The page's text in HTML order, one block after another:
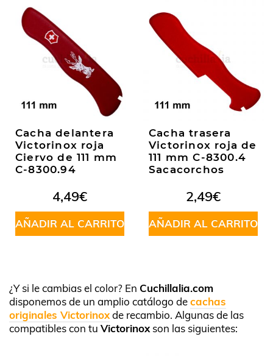
Cacha delantera
Victorinox roja
Ciervo de 111 mm
C-8300.94
4,49€
AÑADIR AL CARRITO
Cacha trasera
Victorinox roja de
111 mm C-8300.4
Sacacorchos
2,49€
AÑADIR AL CARRITO
¿Y si le cambias el color? En Cuchillalia.com
disponemos de un amplio catálogo decachas
originales Victorinoxde recambio. Algunas de las
compatibles con tu Victorinox son las siguientes: